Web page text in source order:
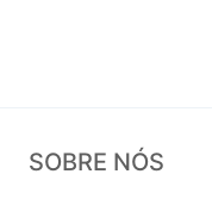
SOBRE NÓS